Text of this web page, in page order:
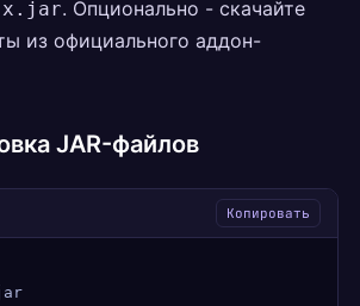
. Опционально - скачайте
из официального аддон-
JAR-файлов
Копировать